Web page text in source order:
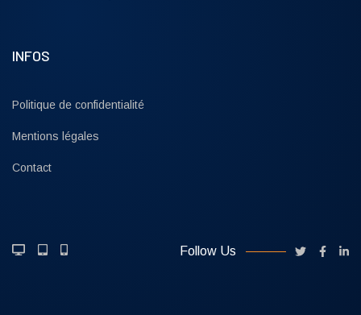
INFOS
Politique de confidentialité
Mentions légales
Contact
Follow Us